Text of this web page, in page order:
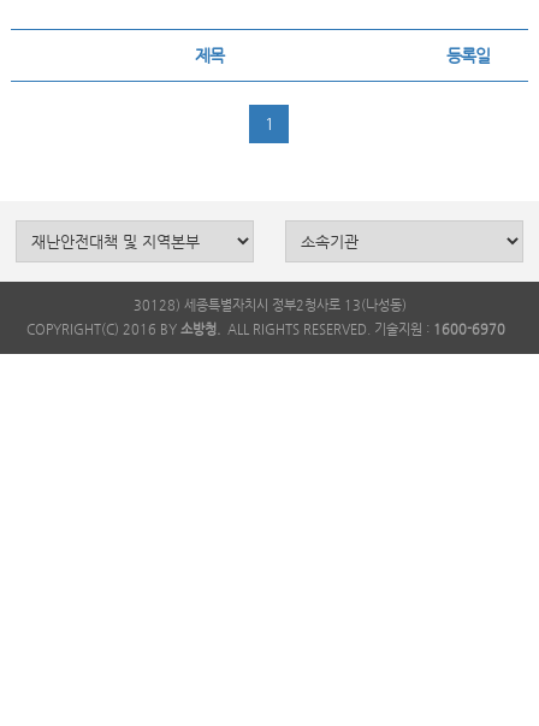
제목 등록일
1
30128) 세종특별자치시 정부2청사로 13(나성동)
COPYRIGHT(C) 2016 BY 소방청. ALL RIGHTS RESERVED. 기술지원 : 1600-6970